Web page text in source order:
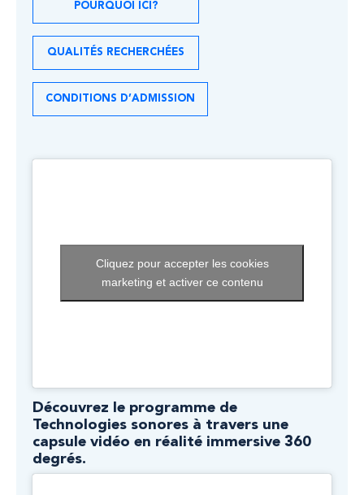
POURQUOI ICI?
QUALITÉS RECHERCHÉES
CONDITIONS D’ADMISSION
Cliquez pour accepter les cookies
marketing et activer ce contenu
Découvrez le programme de
Technologies sonores à travers une
capsule vidéo en réalité immersive 360
degrés.